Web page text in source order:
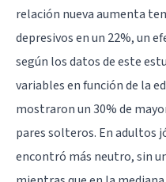
relación nueva aumenta
depresivos en un 22%, un
según los datos de este
variables en función de la
mostraron un 30% de
pares solteros. En adultos
encontró más neutro, sin